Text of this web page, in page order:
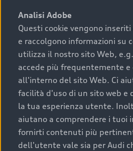
chilometraggio: un valore
uno stato migliore del veicolo
durata nel tempo;
cronologia dei tagliandi: una
completa della vettura
costante e accurata;
condizioni della carrozzeria
buona conservazione
precedente proprietario;
Analisi Adobe
Questi cookie vengono
e raccolgono informazioni su
utilizza il nostro sito Web,
accede più frequentemente e
all'interno del sito Web. Ci
facilità d'uso di un sito web e
la tua esperienza utente.
aiutano a comprendere i tuoi
fornirti contenuti più
dell'utente vale sia per Audi